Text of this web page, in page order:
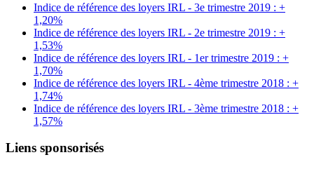
Indice de référence des loyers IRL - 3e trimestre 2019 : +
1,20%
Indice de référence des loyers IRL - 2e trimestre 2019 : +
1,53%
Indice de référence des loyers IRL - 1er trimestre 2019 : +
1,70%
Indice de référence des loyers IRL - 4ème trimestre 2018 : +
1,74%
Indice de référence des loyers IRL - 3ème trimestre 2018 : +
1,57%
Liens sponsorisés